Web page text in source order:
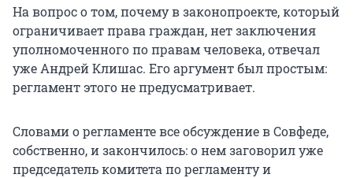
На вопрос о том, почему в законопроекте, который
ограничивает права граждан, нет заключения
уполномоченного по правам человека, отвечал
уже Андрей Клишас. Его аргумент был простым:
регламент этого не предусматривает.
Словами о регламенте все обсуждение в Совфеде,
собственно, и закончилось: о нем заговорил уже
председатель комитета по регламенту и